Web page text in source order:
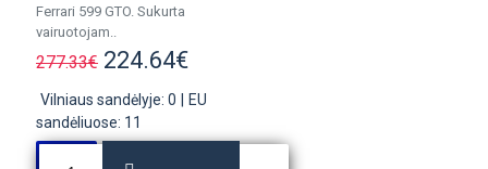
Ferrari 599 GTO. Sukurta
vairuotojam..
277.33€ 224.64€
Vilniaus sandėlyje: 0
EU
sandėliuose: 11